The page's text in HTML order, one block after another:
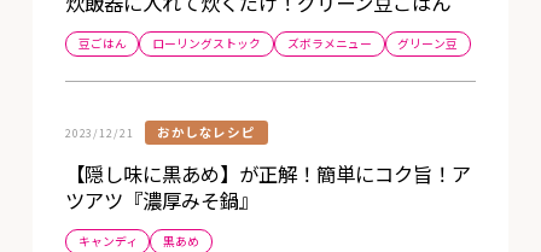
豆ごはん ローリングストック ズボラメニュー グリーン豆
2023/12/21 おかしなレシピ
【隠し味に黒あめ】が正解！簡単にコク旨！ア
ツアツ『濃厚みそ鍋』
キャンディ 黒あめ